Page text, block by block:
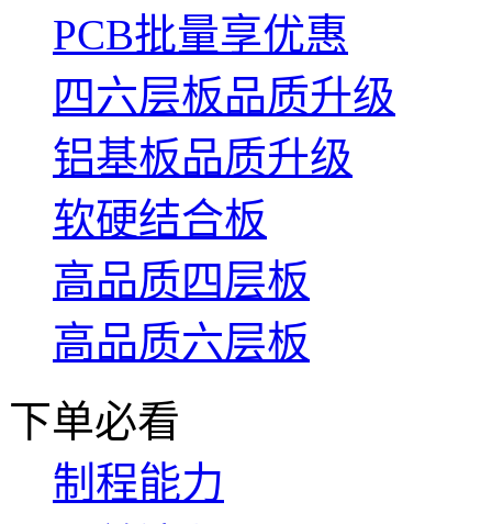
PCB批量享优惠
四六层板品质升级
铝基板品质升级
软硬结合板
高品质四层板
高品质六层板
下单必看
制程能力